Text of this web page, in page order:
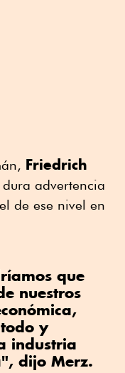
Friedrich
advertencia
de ese nivel en
que
nuestros
y
industria
dijo Merz.